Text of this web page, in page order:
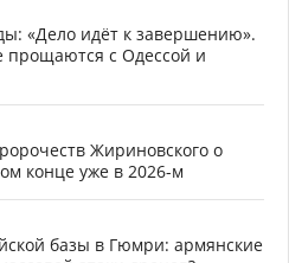
«Дело идёт к завершению».
с Одессой и
Жириновского о
конце уже в 2026-м
базы в Гюмри: армянские